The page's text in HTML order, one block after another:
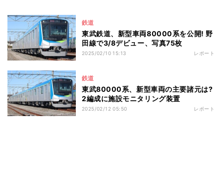
鉄道
東武鉄道、新型車両80000系を公開! 野
田線で3/8デビュー、写真75枚
2025/02/10 15:13 レポート
鉄道
東武80000系、新型車両の主要諸元は?
2編成に施設モニタリング装置
2025/02/12 05:50 レポート